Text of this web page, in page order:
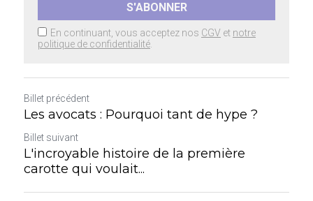
S'ABONNER
En continuant, vous acceptez nos CGV et notre
politique de confidentialité
Billet précédent
Les avocats : Pourquoi tant de hype ?
Billet suivant
L'incroyable histoire de la première
carotte qui voulait...